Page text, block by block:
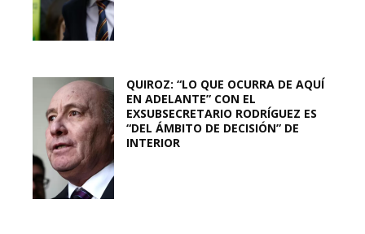
QUIROZ: “LO QUE OCURRA DE AQUÍ
EN ADELANTE” CON EL
EXSUBSECRETARIO RODRÍGUEZ ES
“DEL ÁMBITO DE DECISIÓN” DE
INTERIOR